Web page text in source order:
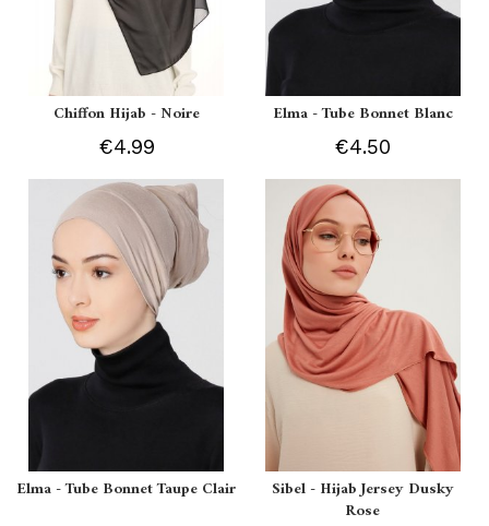
Chiffon Hijab - Noire
€4.99
Elma - Tube Bonnet Blanc
€4.50
Elma - Tube Bonnet Taupe Clair
Sibel - Hijab Jersey Dusky
Rose